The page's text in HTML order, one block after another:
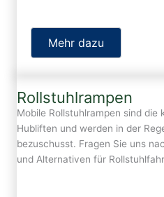
Mehr dazu
Rollstuhlrampen
Mobile Rollstuhlrampen sind
Hubliften und werden in der
bezuschusst. Fragen Sie uns
und Alternativen für